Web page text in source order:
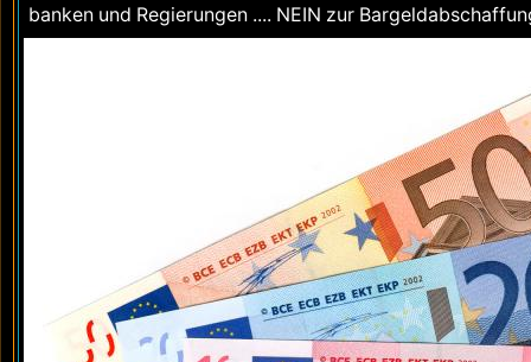
banken und Regierungen .... NEIN zur